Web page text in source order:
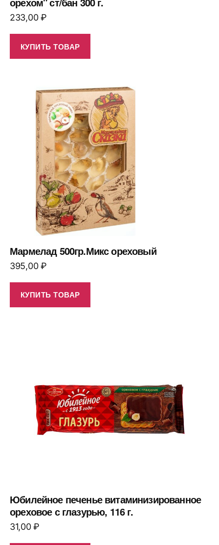
233,00₽
КУПИТЬ ТОВАР
Мармелад 500гр.Микс ореховый
395,00₽
КУПИТЬ ТОВАР
Юбилейное печенье витаминизированное
ореховое с глазурью, 116 г.
31,00₽